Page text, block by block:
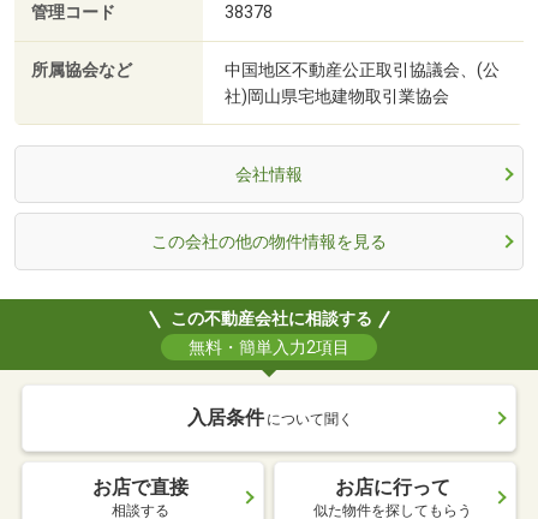
管理コード 38378
所属協会など
中国地区不動産公正取引協議会、(公
社)岡山県宅地建物取引業協会
会社情報
この会社の他の物件情報を見る
この不動産会社に相談する
無料・簡単入力2項目
入居条件 について聞く
お店で直接
相談する
お店に行って
似た物件を探してもらう